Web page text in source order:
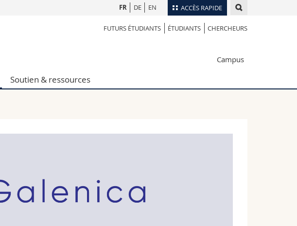
ACCÈS RAPIDE
Chercheurs
Collaborateurs
Annuaire du personnel
Programme des cours
FR DE EN
FUTURS ÉTUDIANTS ÉTUDIANTS CHERCHEURS
Campus
Soutien & ressources